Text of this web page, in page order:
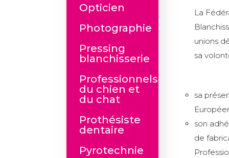
Opticien
Photographie
Pressing
blanchisserie
Professionnels
du chien et
du chat
Prothésiste
dentaire
Pyrotechnie
La
unions
sa
sa
son
de